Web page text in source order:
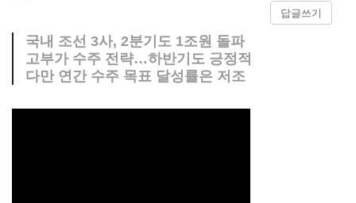
답글쓰기
국내 조선 3사, 2분기도 1조원 돌파
고부가 수주 전략…하반기도 긍정적
다만 연간 수주 목표 달성률은 저조